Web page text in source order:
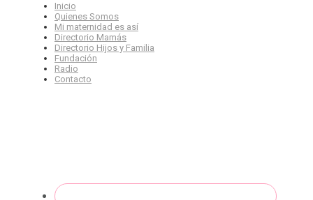
Inicio
Quienes Somos
Mi maternidad es así
Directorio Mamás
Directorio Hijos y Familia
Fundación
Radio
Contacto